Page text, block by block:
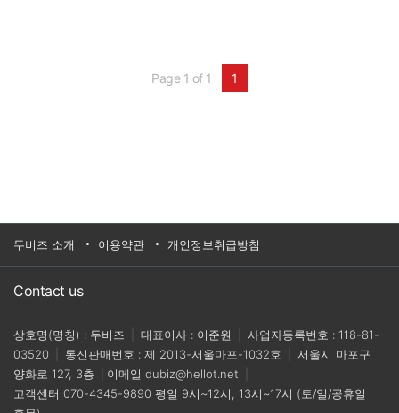
www.epson.co.kr대표전화 : 02-3420-8625
Page 1 of 1 1
두비즈 소개 이용약관 개인정보취급방침
Contact us
상호명(명칭) : 두비즈 대표이사 : 이준원
사업자등록번호 : 118-81-
03520
통신판매번호 : 제 2013-서울마포-1032호
서울시 마포구
양화로 127, 3층
이메일 dubiz@hellot.net
고객센터 070-4345-9890 평일 9시~12시, 13시~17시 (토/일/공휴일